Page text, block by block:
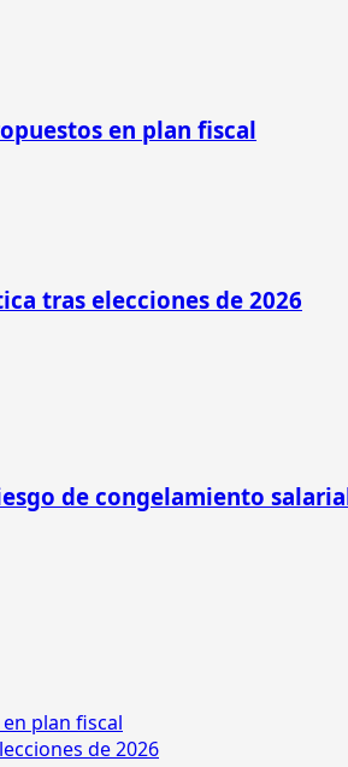
en plan fiscal
tras elecciones de 2026
de congelamiento
plan fiscal
de 2026